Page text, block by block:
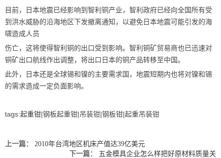
目前，日本地震已经影响到智利铜产业，智利政府已经向全国所有受
到洪水威胁的沿海地区下发撤离通知，以避免日本地震可能引发的海
啸造成人员
伤亡，这将使得智利铜的出口受到影响。智利铜矿贸易商也已迅速对
铜矿出口航线作出调整，将出口日本的铜产品转移至中国。
此外，日本还是全球锡和镍的主要需求国，地震短期内也将对镍和锡
的需求造成一定负面影响。
tags:起重钳|钢板起重钳|吊装钳|钢板钳|起重吊装钳
上一篇：
2010年台湾地区机床产值达39亿美元
下一篇：
五金模具企业怎么样把好原材料质量关